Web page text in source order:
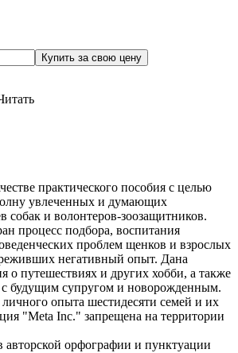
Купить за свою цену
практического пособия с целью
увлеченных и думающих
собак и волонтеров-зоозащитников.
процесс подбора, воспитания
проблем щенков и взрослых
негативный опыт. Дана
о путешествиях и других хобби, а также
с будущим супругом и новорожденным.
опыта шестидесяти семей и их
"Meta Inc." запрещена на территории
авторской орфографии и пунктуации